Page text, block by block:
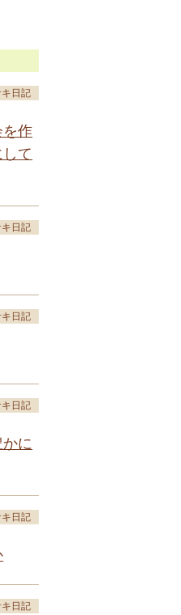
日記
を作
て
日記
日記
日記
に
日記
日記